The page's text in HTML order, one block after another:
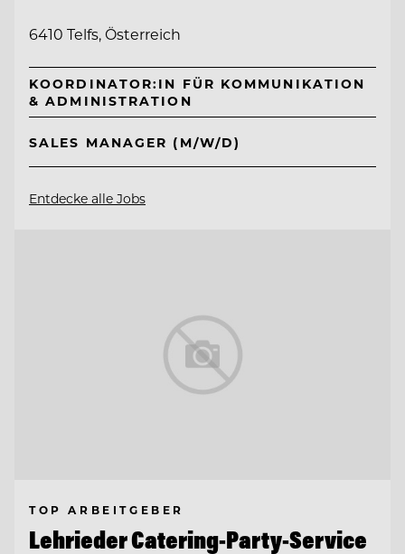
6410 Telfs, Österreich
KOORDINATOR:IN FÜR KOMMUNIKATION
& ADMINISTRATION
SALES MANAGER (M/W/D)
Entdecke alle Jobs
TOP ARBEITGEBER
Lehrieder Catering-Party-Service